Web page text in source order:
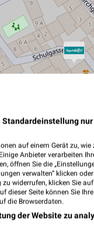
ANZEIGEN
auf einem Gerät zu, wie
Anbieter verarbeiten
öffnen Sie die
verwalten“ klicken
widerrufen, klicken Sie
dieser Seite können Sie
die Browserdaten.
der Website zu